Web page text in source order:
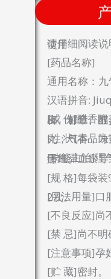
请仔细阅读说明书并在医师指导下使用
[药品名称]
通用名称：
汉语拼音:
[成 份]醋香附、木香、高良姜、陈皮、郁金、醋
[性 状]本品为黄褐色至棕褐色的
[功能主治]理气，活血，止痛。用于气滞血瘀导致的胸胁胀满疼痛、痛经。
[规 格]每袋装
[用法用量]口服。一次6~9g，一日2次。
[不良反应]尚
[禁 忌]尚不明
[注意事项]孕
[贮 藏]密封。